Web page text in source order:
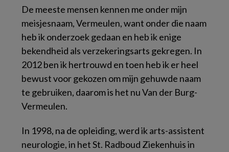
De meeste mensen kennen me onder mijn
meisjesnaam, Vermeulen, want onder die naam
heb ik onderzoek gedaan en heb ik enige
bekendheid als verzekeringsarts gekregen. In
2012 ben ik hertrouwd en toen heb ik er heel
bewust voor gekozen om mijn gehuwde naam
te gebruiken, daarom is het nu Van der Burg-
Vermeulen.
In 1998, na de opleiding, werd ik arts-assistent
neurologie, in het St. Radboud Ziekenhuis in